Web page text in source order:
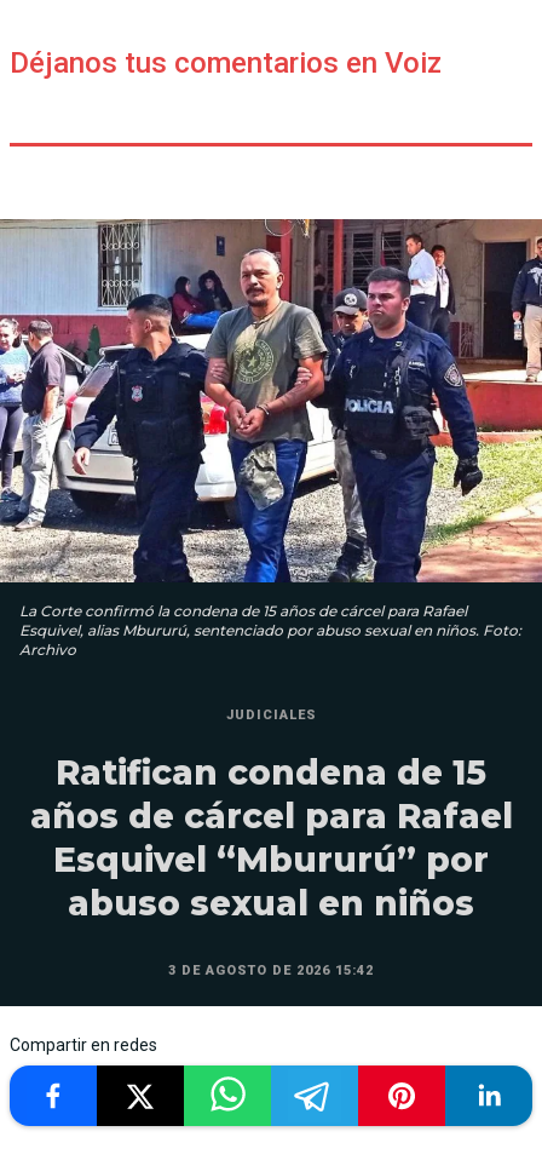
Déjanos tus comentarios en Voiz
La Corte confirmó la condena de 15 años de cárcel para Rafael
Esquivel, alias Mbururú, sentenciado por abuso sexual en niños. Foto:
Archivo
JUDICIALES
Ratifican condena de 15
años de cárcel para Rafael
Esquivel “Mbururú” por
abuso sexual en niños
3 DE AGOSTO DE 2026 15:42
Compartir en redes